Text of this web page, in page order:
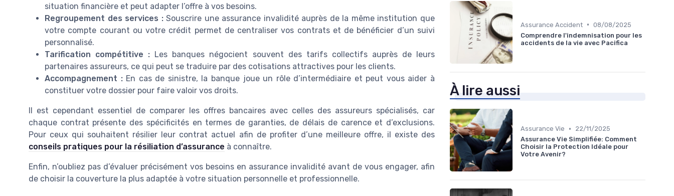
situation financière et peut adapter l’offre à vos besoins.
Regroupement des services :Souscrire une assurance invalidité auprès de la même institution que
votre compte courant ou votre crédit permet de centraliser vos contrats et de bénéficier d’un suivi
personnalisé.
Tarification compétitive : Les banques négocient souvent des tarifs collectifs auprès de leurs
partenaires assureurs, ce qui peut se traduire par des cotisations attractives pour les clients.
Accompagnement :En cas de sinistre, la banque joue un rôle d’intermédiaire et peut vous aider à
constituer votre dossier pour faire valoir vos droits.
Il est cependant essentiel de comparer les offres bancaires avec celles des assureurs spécialisés, car
chaque contrat présente des spécificités en termes de garanties, de délais de carence et d’exclusions.
Pour ceux qui souhaitent résilier leur contrat actuel afin de profiter d’une meilleure offre, il existe des
conseils pratiques pour la résiliation d’assurance à connaître.
Enfin, n’oubliez pas d’évaluer précisément vos besoins en assurance invalidité avant de vous engager, afin
de choisir la couverture la plus adaptée à votre situation personnelle et professionnelle.
Assurance Accident • 08/08/2025
Comprendre l'indemnisation pour les
accidents de la vie avec Pacifica
À lire aussi
Assurance Vie •
22/11/2025
Assurance Vie Simplifiée: Comment
Choisir la Protection Idéale pour
Votre Avenir?